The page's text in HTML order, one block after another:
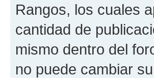
Rangos, los cuales
cantidad de
mismo dentro del
no puede cambiar